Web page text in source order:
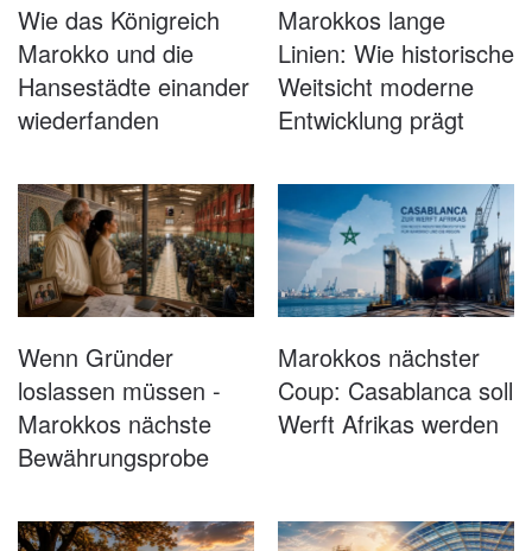
Wie das Königreich
Marokko und die
Hansestädte einander
wiederfanden
Marokkos lange
Linien: Wie historische
Weitsicht moderne
Entwicklung prägt
Wenn Gründer
loslassen müssen -
Marokkos nächste
Bewährungsprobe
Marokkos nächster
Coup: Casablanca soll
Werft Afrikas werden